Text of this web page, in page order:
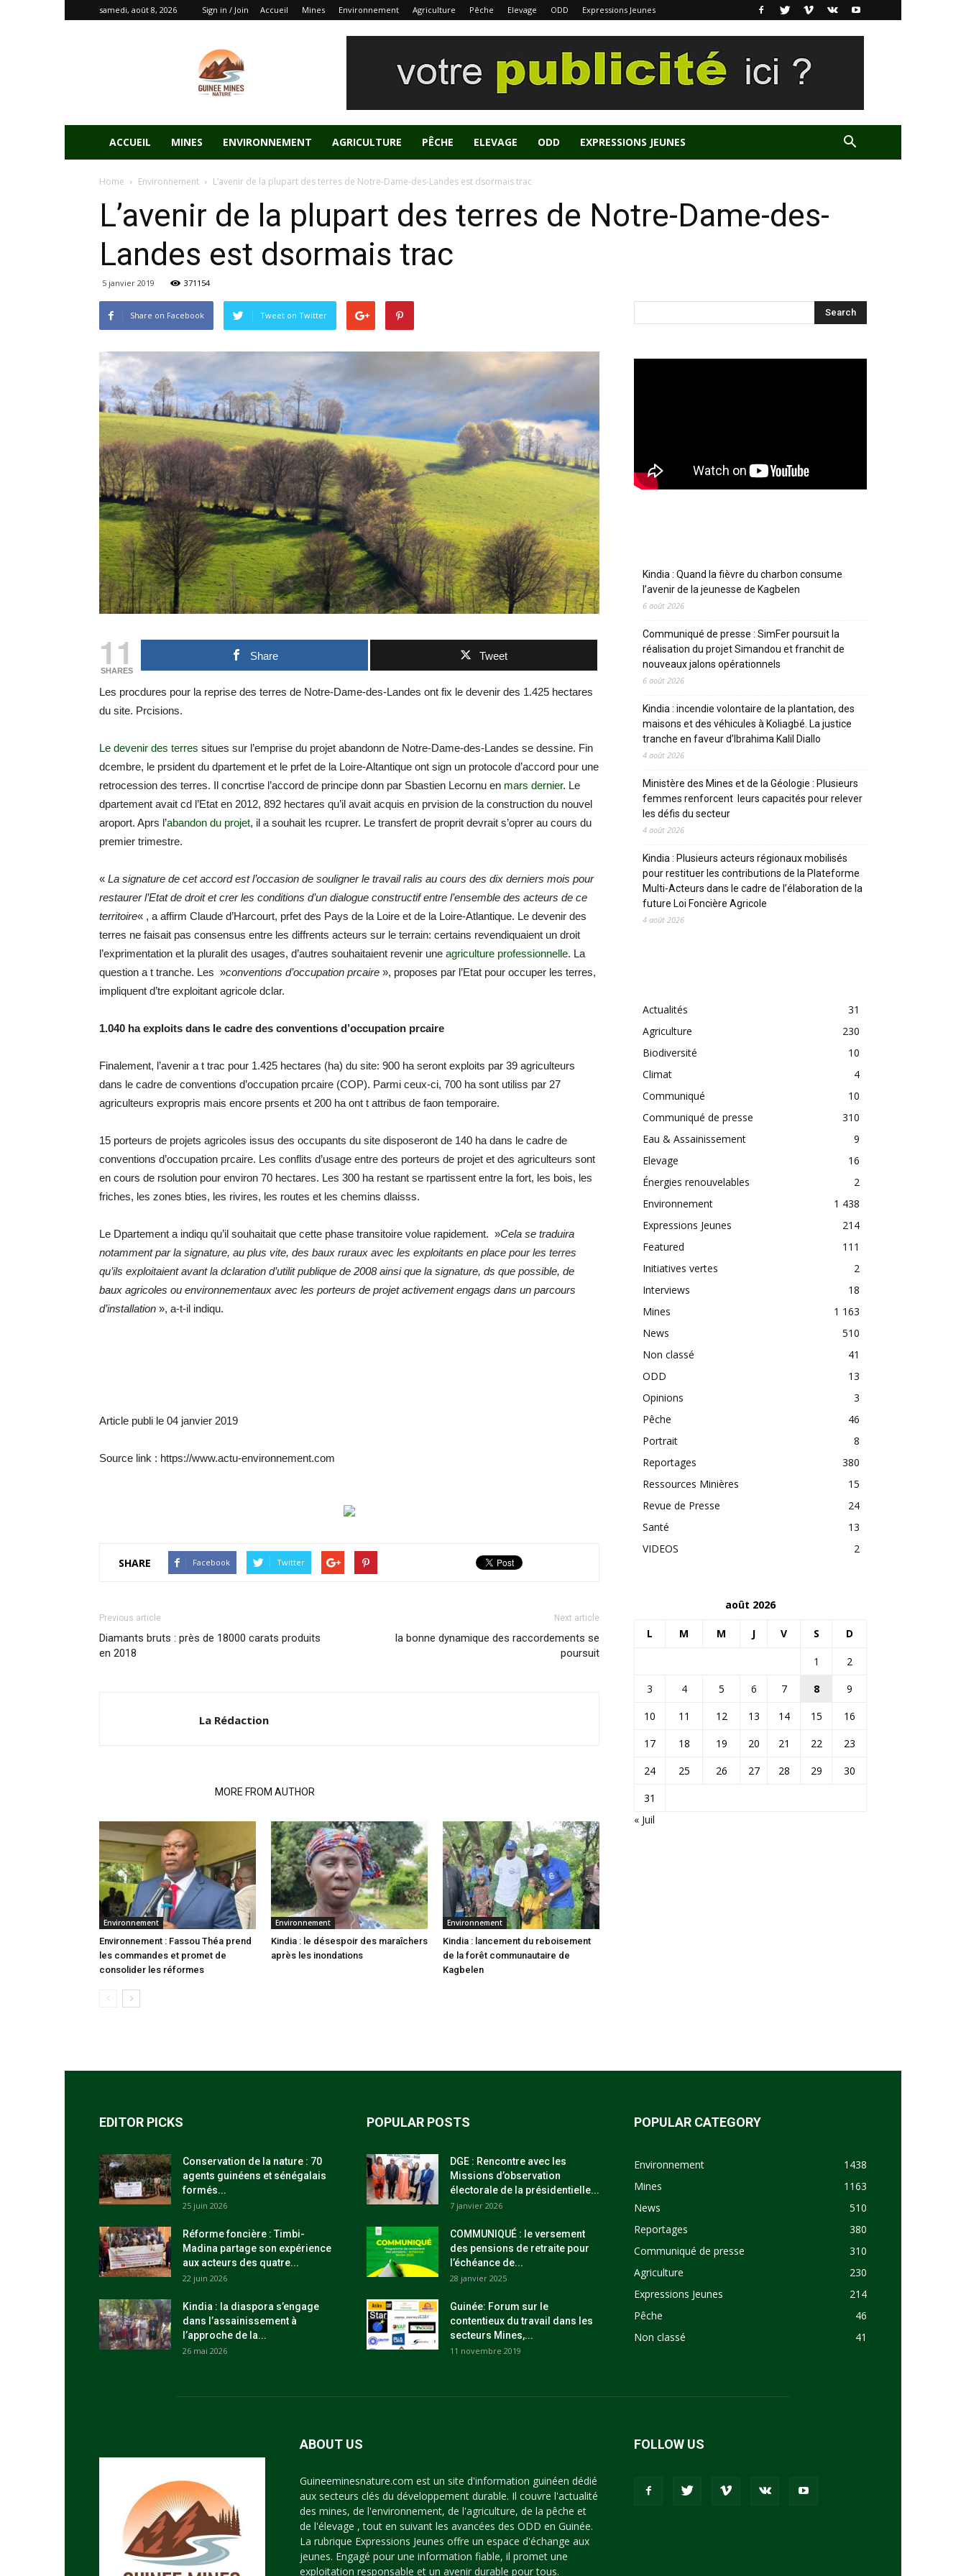
samedi, août 8, 2026 Sign in / Join Accueil Mines Environnement Agriculture Pêche Elevage ODD Expressions Jeunes
ACCUEIL MINES ENVIRONNEMENT AGRICULTURE PÊCHE ELEVAGE ODD EXPRESSIONS JEUNES
Home Environnement L’avenir de la plupart des terres de Notre-Dame-des-Landes est dsormais trac
L’avenir de la plupart des terres de Notre-Dame-des-
Landes est dsormais trac
5 janvier 2019 371154
Share on Facebook Tweet on Twitter
11
SHARES
Share Tweet
Les procdures pour la reprise des terres de Notre-Dame-des-Landes ont fix le devenir des 1.425 hectares
du site. Prcisions.
Le devenir des terres situes sur l’emprise du projet abandonn de Notre-Dame-des-Landes se dessine. Fin
dcembre, le prsident du dpartement et le prfet de la Loire-Altantique ont sign un protocole d’accord pour une
retrocession des terres. Il concrtise l’accord de principe donn par Sbastien Lecornu en mars dernier. Le
dpartement avait cd l’Etat en 2012, 892 hectares qu’il avait acquis en prvision de la construction du nouvel
aroport. Aprs l’abandon du projet, il a souhait les rcuprer. Le transfert de proprit devrait s’oprer au cours du
premier trimestre.
« La signature de cet accord est l’occasion de souligner le travail ralis au cours des dix derniers mois pour
restaurer l’Etat de droit et crer les conditions d’un dialogue constructif entre l’ensemble des acteurs de ce
territoire« , a affirm Claude d’Harcourt, prfet des Pays de la Loire et de la Loire-Atlantique. Le devenir des
terres ne faisait pas consensus entre les diffrents acteurs sur le terrain: certains revendiquaient un droit
l’exprimentation et la pluralit des usages, d’autres souhaitaient revenir une agriculture professionnelle. La
question a t tranche. Les »conventions d’occupation prcaire », proposes par l’Etat pour occuper les terres,
impliquent d’tre exploitant agricole dclar.
1.040 ha exploits dans le cadre des conventions d’occupation prcaire
Finalement, l’avenir a t trac pour 1.425 hectares (ha) du site: 900 ha seront exploits par 39 agriculteurs
dans le cadre de conventions d’occupation prcaire (COP). Parmi ceux-ci, 700 ha sont utiliss par 27
agriculteurs expropris mais encore prsents et 200 ha ont t attribus de faon temporaire.
15 porteurs de projets agricoles issus des occupants du site disposeront de 140 ha dans le cadre de
conventions d’occupation prcaire. Les conflits d’usage entre des porteurs de projet et des agriculteurs sont
en cours de rsolution pour environ 70 hectares. Les 300 ha restant se rpartissent entre la fort, les bois, les
friches, les zones bties, les rivires, les routes et les chemins dlaisss.
Le Dpartement a indiqu qu’il souhaitait que cette phase transitoire volue rapidement. »Cela se traduira
notamment par la signature, au plus vite, des baux ruraux avec les exploitants en place pour les terres
qu’ils exploitaient avant la dclaration d’utilit publique de 2008 ainsi que la signature, ds que possible, de
baux agricoles ou environnementaux avec les porteurs de projet activement engags dans un parcours
d’installation », a-t-il indiqu.
Article publi le 04 janvier 2019
Source link : https://www.actu-environnement.com
SHARE Facebook Twitter
Previous article
Diamants bruts : près de 18000 carats produits
en 2018
Next article
la bonne dynamique des raccordements se
poursuit
La Rédaction
MORE FROM AUTHOR
Environnement
Environnement : Fassou Théa prend
les commandes et promet de
consolider les réformes
Environnement
Kindia : le désespoir des maraîchers
après les inondations
Environnement
Kindia : lancement du reboisement
de la forêt communautaire de
Kagbelen
Kindia : Quand la fièvre du charbon consume
l’avenir de la jeunesse de Kagbelen
6 août 2026
Communiqué de presse : SimFer poursuit la
réalisation du projet Simandou et franchit de
nouveaux jalons opérationnels
6 août 2026
Kindia : incendie volontaire de la plantation, des
maisons et des véhicules à Koliagbé. La justice
tranche en faveur d’Ibrahima Kalil Diallo
4 août 2026
Ministère des Mines et de la Géologie : Plusieurs
femmes renforcent leurs capacités pour relever
les défis du secteur
4 août 2026
Kindia : Plusieurs acteurs régionaux mobilisés
pour restituer les contributions de la Plateforme
Multi-Acteurs dans le cadre de l’élaboration de la
future Loi Foncière Agricole
4 août 2026
Actualités
31
Agriculture
230
Biodiversité
10
Climat
4
Communiqué
10
Communiqué de presse
310
Eau & Assainissement
9
Elevage
16
Énergies renouvelables
2
Environnement
1 438
Expressions Jeunes
214
Featured
111
Initiatives vertes
2
Interviews
18
Mines
1 163
News
510
Non classé
41
ODD
13
Opinions
3
Pêche
46
Portrait
8
Reportages
380
Ressources Minières
15
Revue de Presse
24
Santé
13
VIDEOS
2
août 2026
L M M J V S D
1
2
3
4 5 6 7 8
9
10
11 12 13 14 15
16
17
18 19 20 21 22
23
24
25 26 27 28 29
30
31
« Juil
EDITOR PICKS
Conservation de la nature : 70
agents guinéens et sénégalais
formés...
25 juin 2026
Réforme foncière : Timbi-
Madina partage son expérience
aux acteurs des quatre...
22 juin 2026
Kindia : la diaspora s’engage
dans l’assainissement à
l’approche de la...
26 mai 2026
POPULAR POSTS
DGE : Rencontre avec les
Missions d’observation
électorale de la présidentielle...
7 janvier 2026
COMMUNIQUÉ : le versement
des pensions de retraite pour
l’échéance de...
28 janvier 2025
Guinée: Forum sur le
contentieux du travail dans les
secteurs Mines,...
11 novembre 2019
POPULAR CATEGORY
Environnement
1438
Mines
1163
News
510
Reportages
380
Communiqué de presse
310
Agriculture
230
Expressions Jeunes
214
Pêche
46
Non classé
41
ABOUT US
Guineeminesnature.com est un site d'information guinéen dédié
aux secteurs clés du développement durable. Il couvre l'actualité
des mines, de l'environnement, de l'agriculture, de la pêche et
de l'élevage , tout en suivant les avancées des ODD en Guinée.
La rubrique Expressions Jeunes offre un espace d'échange aux
jeunes. Engagé pour une information fiable, il promet une
exploitation responsable et un avenir durable pour tous.
FOLLOW US